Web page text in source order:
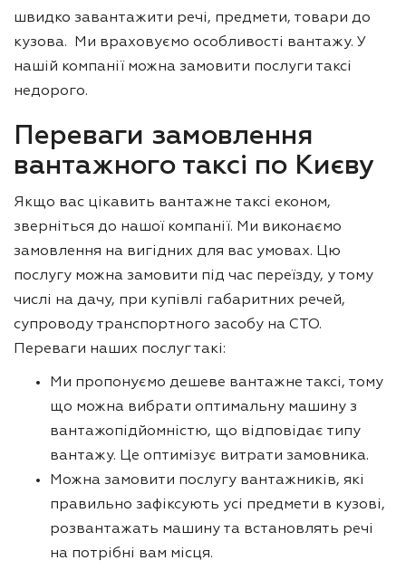
швидко завантажити речі, предмети, товари до
кузова. Ми враховуємо особливості вантажу. У
нашій компанії можна замовити послуги таксі
недорого.
Переваги замовлення
вантажного таксі по Києву
Якщо вас цікавить вантажне таксі економ,
зверніться до нашої компанії. Ми виконаємо
замовлення на вигідних для вас умовах. Цю
послугу можна замовити під час переїзду, у тому
числі на дачу, при купівлі габаритних речей,
супроводу транспортного засобу на СТО.
Переваги наших послуг такі:
Ми пропонуємо дешеве вантажне таксі, тому
що можна вибрати оптимальну машину з
вантажопідйомністю, що відповідає типу
вантажу. Це оптимізує витрати замовника.
Можна замовити послугу вантажників, які
правильно зафіксують усі предмети в кузові,
розвантажать машину та встановлять речі
на потрібні вам місця.